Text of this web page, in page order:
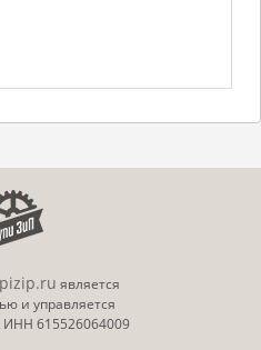
является
и управляется
615526064009